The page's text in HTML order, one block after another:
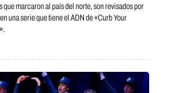
que marcaron al país del norte, son revisados por
una serie que tiene el ADN de «Curb Your